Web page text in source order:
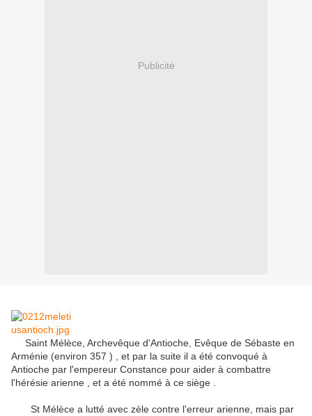
Publicité
Saint Mélèce, Archevêque d'Antioche, Evêque de Sébaste en
Arménie (environ 357 ) , et par la suite il a été convoqué à
Antioche par l'empereur Constance pour aider à combattre
l'hérésie arienne , et a été nommé à ce siège .
St Mélèce a lutté avec zèle contre l'erreur arienne, mais par